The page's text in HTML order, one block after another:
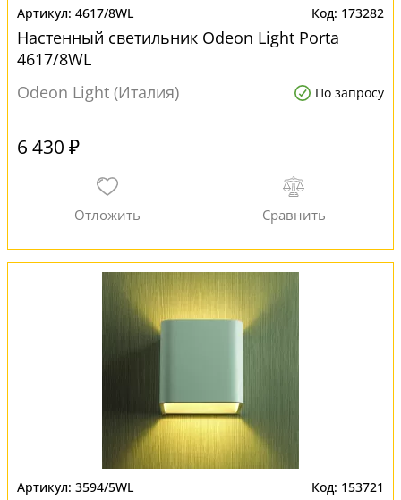
4617/8WL 173282
Настенный светильник Odeon Light Porta
4617/8WL
Odeon Light (Италия)
По запросу
6 430 ₽
3594/5WL 153721